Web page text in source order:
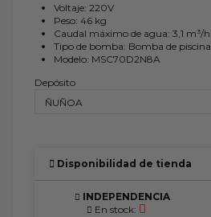
Voltaje: 220V
Peso: 46 kg
Caudal máximo de agua: 3,1 m³/h
Tipo de bomba: Bomba de piscina
Modelo: MSC70D2N8A
Depósito
Disponibilidad de tienda
INDEPENDENCIA
En stock: